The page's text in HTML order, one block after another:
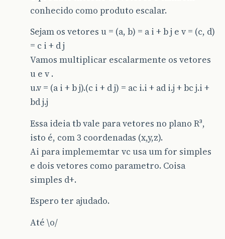
conhecido como produto escalar.
Sejam os vetores u = (a, b) = a i + b j e v = (c, d)
= c i + d j
Vamos multiplicar escalarmente os vetores
u e v .
u.v = (a i + b j).(c i + d j) = ac i.i + ad i.j + bc j.i +
bd j.j
Essa ideia tb vale para vetores no plano R³,
isto é, com 3 coordenadas (x,y,z).
Ai para implememtar vc usa um for simples
e dois vetores como parametro. Coisa
simples d+.
Espero ter ajudado.
Até \o/